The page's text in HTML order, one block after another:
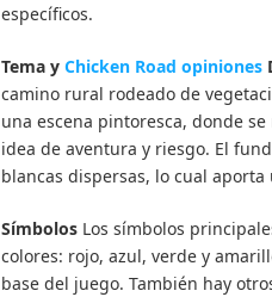
específicos.
Tema y Chicken Road opiniones
camino rural rodeado de
una escena pintoresca, donde
idea de aventura y riesgo. El
blancas dispersas, lo cual
Símbolos Los símbolos
colores: rojo, azul, verde y
base del juego. También hay